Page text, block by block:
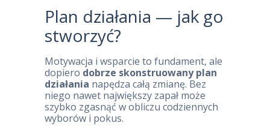
Plan działania — jak go
stworzyć?
Motywacja i wsparcie to fundament, ale
dopiero dobrze skonstruowany plan
działania napędza całą zmianę. Bez
niego nawet największy zapał może
szybko zgasnąć w obliczu codziennych
wyborów i pokus.